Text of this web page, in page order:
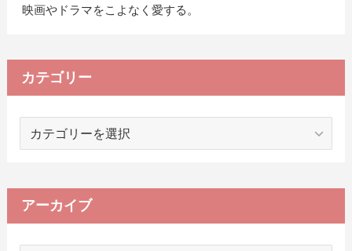
映画やドラマをこよなく愛する。
カテゴリー
ー
アーカイブ